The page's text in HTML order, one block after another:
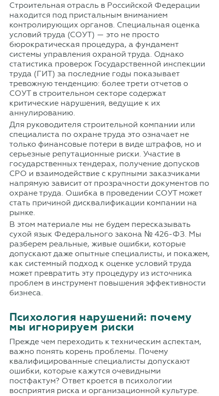
Строительная отрасль в Российской Федерации
находится под пристальным вниманием
контролирующих органов. Специальная оценка
условий труда (СОУТ) — это не просто
бюрократическая процедура, а фундамент
системы управления охраной труда. Однако
статистика проверок Государственной инспекции
труда (ГИТ) за последние годы показывает
тревожную тенденцию: более трети отчетов о
СОУТ в строительном секторе содержат
критические нарушения, ведущие к их
аннулированию.
Для руководителя строительной компании или
специалиста по охране труда это означает не
только финансовые потери в виде штрафов, но и
серьезные репутационные риски. Участие в
государственных тендерах, получение допусков
СРО и взаимодействие с крупными заказчиками
напрямую зависит от прозрачности документов по
охране труда. Ошибка в проведении СОУТ может
стать причиной дисквалификации компании на
рынке.
В этом материале мы не будем пересказывать
сухой язык Федерального закона № 426-ФЗ. Мы
разберем реальные, живые ошибки, которые
допускают даже опытные специалисты, и покажем,
как системный подход к оценке условий труда
может превратить эту процедуру из источника
проблем в инструмент повышения эффективности
бизнеса.
Психология нарушений: почему
мы игнорируем риски
Прежде чем переходить к техническим аспектам,
важно понять корень проблемы. Почему
квалифицированные специалисты допускают
ошибки, которые кажутся очевидными
постфактум? Ответ кроется в психологии
восприятия риска и организационной культуре.